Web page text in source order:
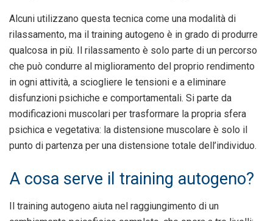
Alcuni utilizzano questa tecnica come una modalità di
rilassamento, ma il training autogeno è in grado di produrre
qualcosa in più. Il rilassamento è solo parte di un percorso
che può condurre al miglioramento del proprio rendimento
in ogni attività, a sciogliere le tensioni e a eliminare
disfunzioni psichiche e comportamentali. Si parte da
modificazioni muscolari per trasformare la propria sfera
psichica e vegetativa: la distensione muscolare è solo il
punto di partenza per una distensione totale dell’individuo.
A cosa serve il training autogeno?
Il training autogeno aiuta nel raggiungimento di un